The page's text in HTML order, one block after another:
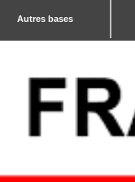
Autres bases